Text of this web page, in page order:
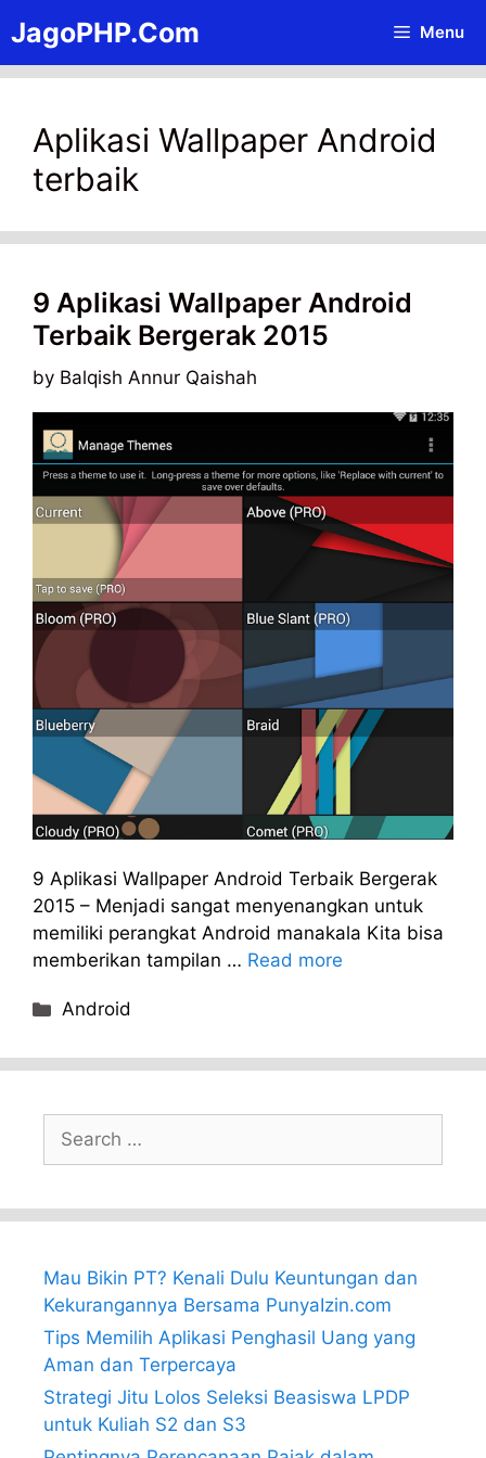
to
content
JagoPHP.Com Menu
Aplikasi Wallpaper Android
terbaik
9 Aplikasi Wallpaper Android
Terbaik Bergerak 2015
by Balqish Annur Qaishah
9 Aplikasi Wallpaper Android Terbaik Bergerak
2015 – Menjadi sangat menyenangkan untuk
memiliki perangkat Android manakala Kita bisa
memberikan tampilan … Read more
Categories
Android
Search
for:
Mau Bikin PT? Kenali Dulu Keuntungan dan
Kekurangannya Bersama PunyaIzin.com
Tips Memilih Aplikasi Penghasil Uang yang
Aman dan Terpercaya
Strategi Jitu Lolos Seleksi Beasiswa LPDP
untuk Kuliah S2 dan S3